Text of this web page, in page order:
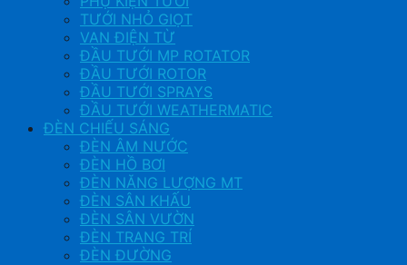
TƯỚI NHỎ GIỌT
VAN ĐIỆN TỪ
ĐẦU TƯỚI MP ROTATOR
ĐẦU TƯỚI ROTOR
ĐẦU TƯỚI SPRAYS
ĐẦU TƯỚI WEATHERMATIC
ĐÈN CHIẾU SÁNG
ĐÈN ÂM NƯỚC
ĐÈN HỒ BƠI
ĐÈN NĂNG LƯỢNG MT
ĐÈN SÂN KHẤU
ĐÈN SÂN VƯỜN
ĐÈN TRANG TRÍ
ĐÈN ĐƯỜNG